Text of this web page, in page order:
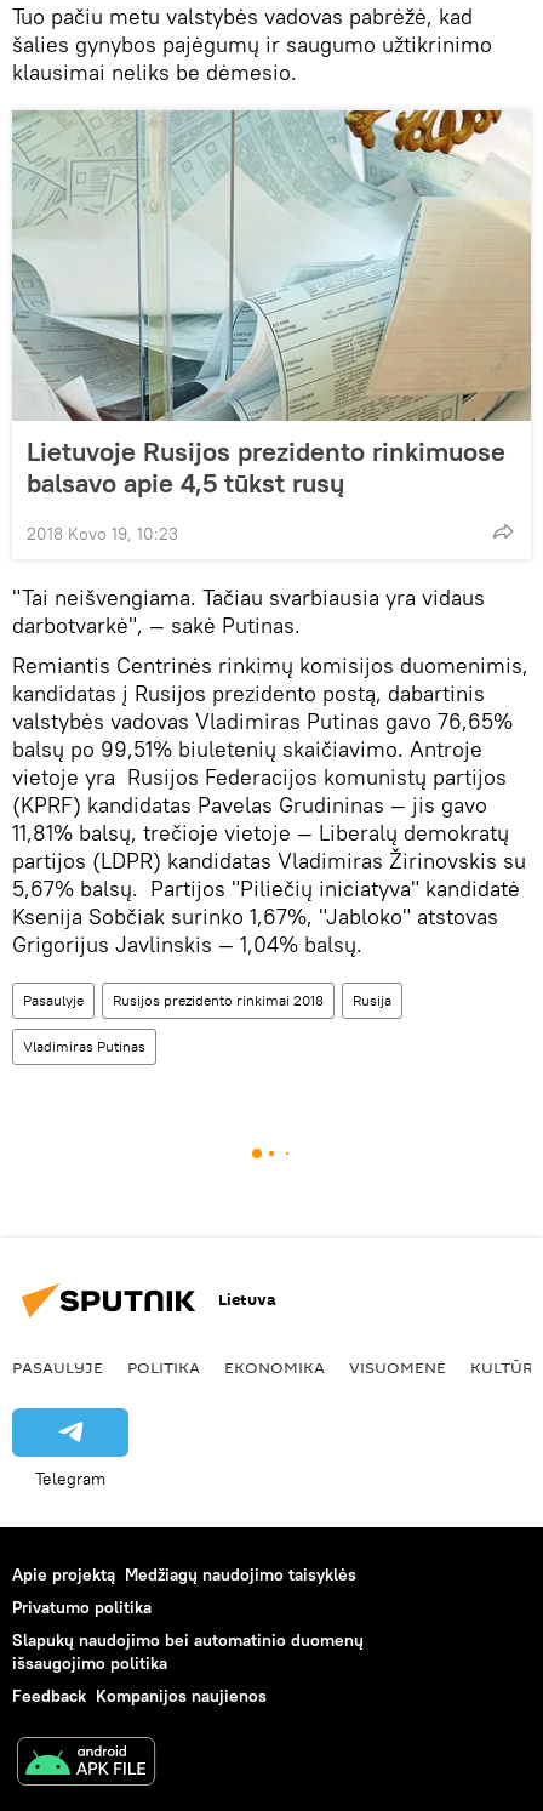
Tuo pačiu metu valstybės vadovas pabrėžė, kad
šalies gynybos pajėgumų ir saugumo užtikrinimo
klausimai neliks be dėmesio.
Lietuvoje Rusijos prezidento rinkimuose
balsavo apie 4,5 tūkst rusų
2018 Kovo 19, 10:23
"Tai neišvengiama. Tačiau svarbiausia yra vidaus
darbotvarkė", — sakė Putinas.
Remiantis Centrinės rinkimų komisijos duomenimis,
kandidatas į Rusijos prezidento postą, dabartinis
valstybės vadovas Vladimiras Putinas gavo 76,65%
balsų po 99,51% biuletenių skaičiavimo. Antroje
vietoje yra Rusijos Federacijos komunistų partijos
(KPRF) kandidatas Pavelas Grudininas — jis gavo
11,81% balsų, trečioje vietoje — Liberalų demokratų
partijos (LDPR) kandidatas Vladimiras Žirinovskis su
5,67% balsų. Partijos "Piliečių iniciatyva" kandidatė
Ksenija Sobčiak surinko 1,67%, "Jabloko" atstovas
Grigorijus Javlinskis — 1,04% balsų.
Pasaulyje Rusijos prezidento rinkimai 2018 Rusija
Vladimiras Putinas
Lietuva
PASAULYJE POLITIKA EKONOMIKA VISUOMENĖ KULTŪRA
Telegram
Apie projektą Medžiagų naudojimo taisyklės
Privatumo politika
Slapukų naudojimo bei automatinio duomenų
išsaugojimo politika
Feedback Kompanijos naujienos